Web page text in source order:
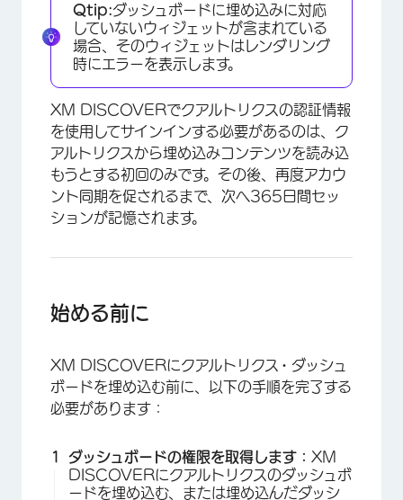
Qtip:ダッシュボードに埋め込みに対応
していないウィジェットが含まれている
場合、そのウィジェットはレンダリング
時にエラーを表示します。
XM DISCOVERでクアルトリクスの認証情報
を使用してサインインする必要があるのは、ク
アルトリクスから埋め込みコンテンツを読み込
もうとする初回のみです。その後、再度アカウ
ント同期を促されるまで、次へ365日間セッ
ションが記憶されます。
始める前に
XM DISCOVERにクアルトリクス・ダッシュ
ボードを埋め込む前に、以下の手順を完了する
必要があります：
ダッシュボードの権限を取得します： XM
DISCOVERにクアルトリクスのダッシュボ
ードを埋め込む、または埋め込んだダッシ